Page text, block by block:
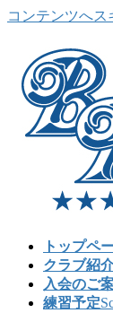
コンテンツへス
トップペ
クラブ紹
入会のご
練習予定